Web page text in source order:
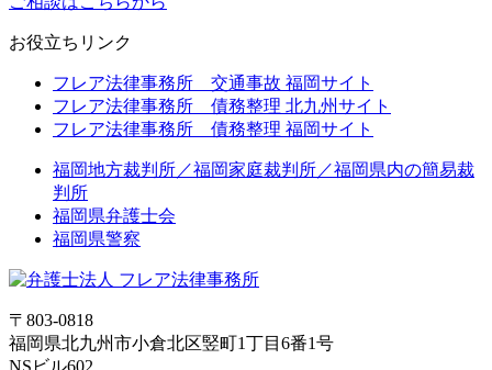
お役立ちリンク
フレア法律事務所 交通事故 福岡サイト
フレア法律事務所 債務整理 北九州サイト
フレア法律事務所 債務整理 福岡サイト
福岡地方裁判所／福岡家庭裁判所／福岡県内の簡易裁
判所
福岡県弁護士会
福岡県警察
〒803-0818
福岡県北九州市小倉北区竪町1丁目6番1号